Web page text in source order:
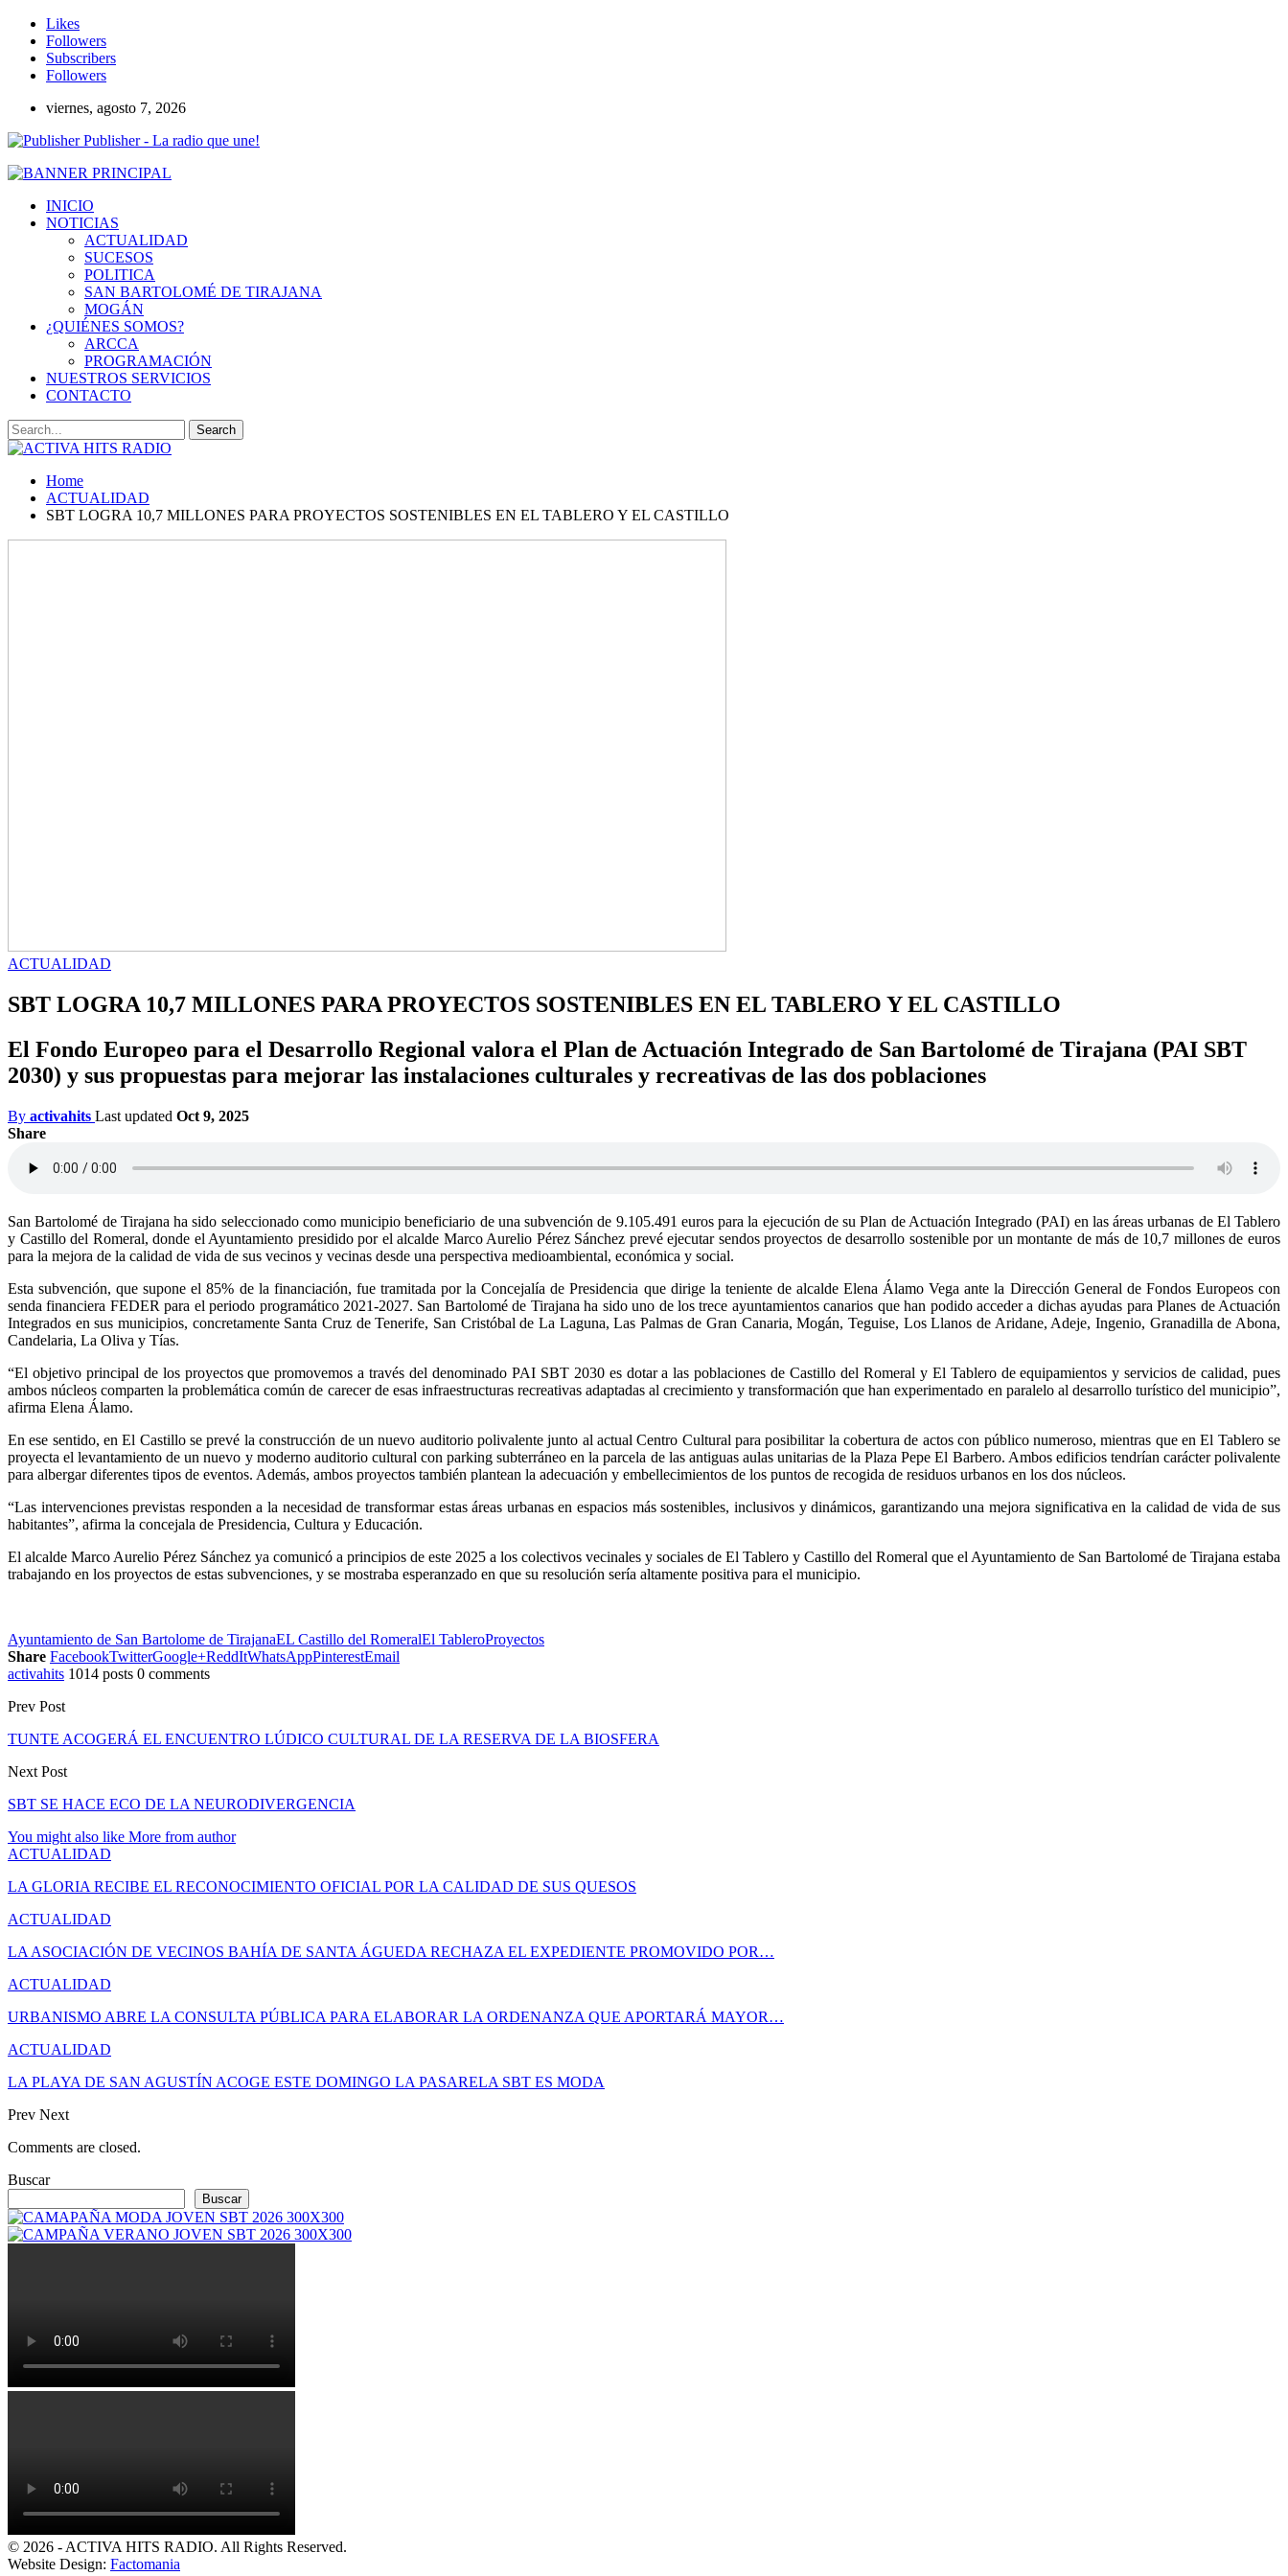
Likes
Followers
Subscribers
Followers
viernes, agosto 7, 2026
Publisher - La radio que une!
INICIO
NOTICIAS
ACTUALIDAD
SUCESOS
POLITICA
SAN BARTOLOMÉ DE TIRAJANA
MOGÁN
¿QUIÉNES SOMOS?
ARCCA
PROGRAMACIÓN
NUESTROS SERVICIOS
CONTACTO
Home
ACTUALIDAD
SBT LOGRA 10,7 MILLONES PARA PROYECTOS SOSTENIBLES EN EL TABLERO Y EL CASTILLO
ACTUALIDAD
SBT LOGRA 10,7 MILLONES PARA PROYECTOS SOSTENIBLES EN EL TABLERO Y EL CASTILLO
El Fondo Europeo para el Desarrollo Regional valora el Plan de Actuación Integrado de San Bartolomé de Tirajana (PAI SBT
2030) y sus propuestas para mejorar las instalaciones culturales y recreativas de las dos poblaciones
By activahits Last updated Oct 9, 2025
Share
San Bartolomé de Tirajana ha sido seleccionado como municipio beneficiario de una subvención de 9.105.491 euros para la ejecución de su Plan de Actuación Integrado (PAI) en las áreas urbanas de El Tablero
y Castillo del Romeral, donde el Ayuntamiento presidido por el alcalde Marco Aurelio Pérez Sánchez prevé ejecutar sendos proyectos de desarrollo sostenible por un montante de más de 10,7 millones de euros
para la mejora de la calidad de vida de sus vecinos y vecinas desde una perspectiva medioambiental, económica y social.
Esta subvención, que supone el 85% de la financiación, fue tramitada por la Concejalía de Presidencia que dirige la teniente de alcalde Elena Álamo Vega ante la Dirección General de Fondos Europeos con
senda financiera FEDER para el periodo programático 2021-2027. San Bartolomé de Tirajana ha sido uno de los trece ayuntamientos canarios que han podido acceder a dichas ayudas para Planes de Actuación
Integrados en sus municipios, concretamente Santa Cruz de Tenerife, San Cristóbal de La Laguna, Las Palmas de Gran Canaria, Mogán, Teguise, Los Llanos de Aridane, Adeje, Ingenio, Granadilla de Abona,
Candelaria, La Oliva y Tías.
“El objetivo principal de los proyectos que promovemos a través del denominado PAI SBT 2030 es dotar a las poblaciones de Castillo del Romeral y El Tablero de equipamientos y servicios de calidad, pues
ambos núcleos comparten la problemática común de carecer de esas infraestructuras recreativas adaptadas al crecimiento y transformación que han experimentado en paralelo al desarrollo turístico del municipio”,
afirma Elena Álamo.
En ese sentido, en El Castillo se prevé la construcción de un nuevo auditorio polivalente junto al actual Centro Cultural para posibilitar la cobertura de actos con público numeroso, mientras que en El Tablero se
proyecta el levantamiento de un nuevo y moderno auditorio cultural con parking subterráneo en la parcela de las antiguas aulas unitarias de la Plaza Pepe El Barbero. Ambos edificios tendrían carácter polivalente
para albergar diferentes tipos de eventos. Además, ambos proyectos también plantean la adecuación y embellecimientos de los puntos de recogida de residuos urbanos en los dos núcleos.
“Las intervenciones previstas responden a la necesidad de transformar estas áreas urbanas en espacios más sostenibles, inclusivos y dinámicos, garantizando una mejora significativa en la calidad de vida de sus
habitantes”, afirma la concejala de Presidencia, Cultura y Educación.
El alcalde Marco Aurelio Pérez Sánchez ya comunicó a principios de este 2025 a los colectivos vecinales y sociales de El Tablero y Castillo del Romeral que el Ayuntamiento de San Bartolomé de Tirajana estaba
trabajando en los proyectos de estas subvenciones, y se mostraba esperanzado en que su resolución sería altamente positiva para el municipio.
Ayuntamiento de San Bartolome de TirajanaEL Castillo del RomeralEl TableroProyectos
Share FacebookTwitterGoogle+ReddItWhatsAppPinterestEmail
activahits 1014 posts 0 comments
Prev Post
TUNTE ACOGERÁ EL ENCUENTRO LÚDICO CULTURAL DE LA RESERVA DE LA BIOSFERA
Next Post
SBT SE HACE ECO DE LA NEURODIVERGENCIA
You might also like More from author
ACTUALIDAD
LA GLORIA RECIBE EL RECONOCIMIENTO OFICIAL POR LA CALIDAD DE SUS QUESOS
ACTUALIDAD
LA ASOCIACIÓN DE VECINOS BAHÍA DE SANTA ÁGUEDA RECHAZA EL EXPEDIENTE PROMOVIDO POR…
ACTUALIDAD
URBANISMO ABRE LA CONSULTA PÚBLICA PARA ELABORAR LA ORDENANZA QUE APORTARÁ MAYOR…
ACTUALIDAD
LA PLAYA DE SAN AGUSTÍN ACOGE ESTE DOMINGO LA PASARELA SBT ES MODA
Prev Next
Comments are closed.
Buscar
Buscar
© 2026 - ACTIVA HITS RADIO. All Rights Reserved.
Website Design: Factomania